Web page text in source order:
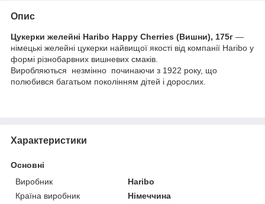
Опис
Цукерки желейні Haribo Happy Cherries (Вишни), 175г —
німецькі желейні цукерки найвищої якості від компанії Haribo у
формі різнобарвних вишневих смаків.
Виробляються незмінно починаючи з 1922 року, що
полюбився багатьом поколінням дітей і дорослих.
Характеристики
Основні
Виробник
Haribo
Країна виробник
Німеччина